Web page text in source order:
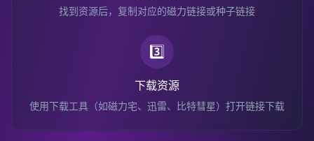
找到资源后，复制对应的磁力链接或种子链接
3️⃣
下载资源
使用下载工具（如磁力宅、迅雷、比特彗星）打开链接下载